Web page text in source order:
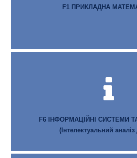
F1 ПРИКЛАДНА
F6 ІНФОРМАЦІЙНІ СИСТЕМИ ТА
(Інтелектуальний